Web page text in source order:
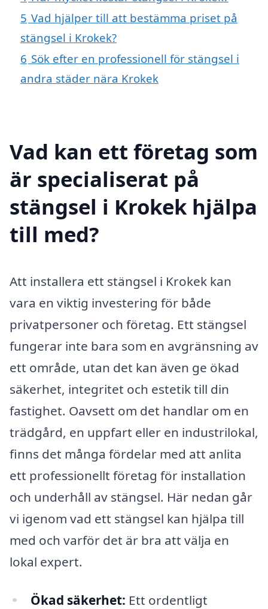
5 Vad hjälper till att bestämma priset på
stängsel i Krokek?
6 Sök efter en professionell för stängsel i
andra städer nära Krokek
Vad kan ett företag som
är specialiserat på
stängsel i Krokek hjälpa
till med?
Att installera ett stängsel i Krokek kan
vara en viktig investering för både
privatpersoner och företag. Ett stängsel
fungerar inte bara som en avgränsning av
ett område, utan det kan även ge ökad
säkerhet, integritet och estetik till din
fastighet. Oavsett om det handlar om en
trädgård, en uppfart eller en industrilokal,
finns det många fördelar med att anlita
ett professionellt företag för installation
och underhåll av stängsel. Här nedan går
vi igenom vad ett stängsel kan hjälpa till
med och varför det är bra att välja en
lokal expert.
Ökad säkerhet: Ett ordentligt